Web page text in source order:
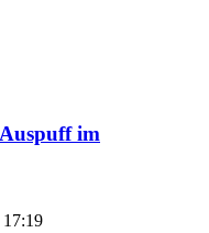
im